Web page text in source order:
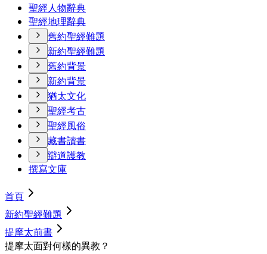
聖經人物辭典
聖經地理辭典
舊約聖經難題
新約聖經難題
舊約背景
新約背景
猶太文化
聖經考古
聖經風俗
藏書讀書
辯道護教
撰寫文庫
首頁
新約聖經難題
提摩太前書
提摩太面對何樣的異教？